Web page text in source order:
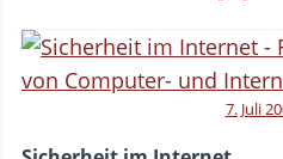
7. Juli